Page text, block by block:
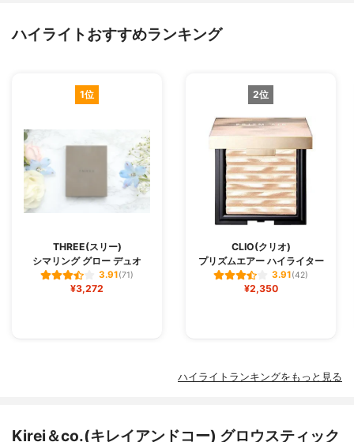
ハイライトおすすめランキング
1位
THREE(スリー)
シマリング グロー デュオ
3.91(71)
¥3,272
2位
CLIO(クリオ)
プリズムエアー ハイライター
3.91(42)
¥2,350
ハイライトランキングをもっと見る
Kirei＆co.(キレイアンドコー) グロウスティック